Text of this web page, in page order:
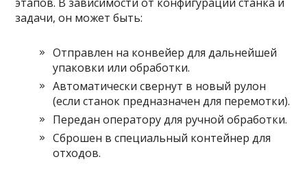
задачи, он может быть:
Отправлен на конвейер для дальнейшей
упаковки или обработки.
Автоматически свернут в новый рулон
(если станок предназначен для перемотки).
Передан оператору для ручной обработки.
Сброшен в специальный контейнер для
отходов.